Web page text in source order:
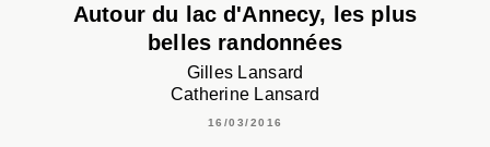
Autour du lac d'Annecy, les plus
belles randonnées
Gilles Lansard
Catherine Lansard
16/03/2016